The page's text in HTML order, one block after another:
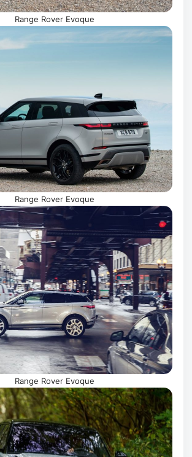
Range Rover Evoque
Range Rover Evoque
Range Rover Evoque